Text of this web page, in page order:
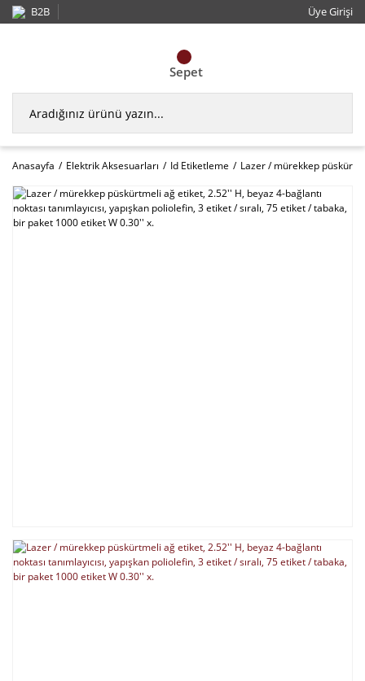
B2B Üye Girişi
Sepet
Anasayfa Elektrik Aksesuarları Id Etiketleme Lazer / mürekkep